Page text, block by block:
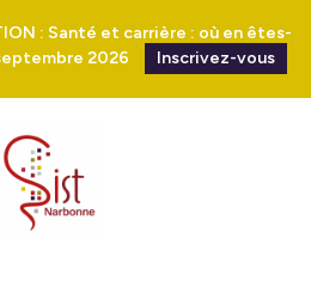
: Santé et carrière : où en êtes-
2026
Inscrivez-vous